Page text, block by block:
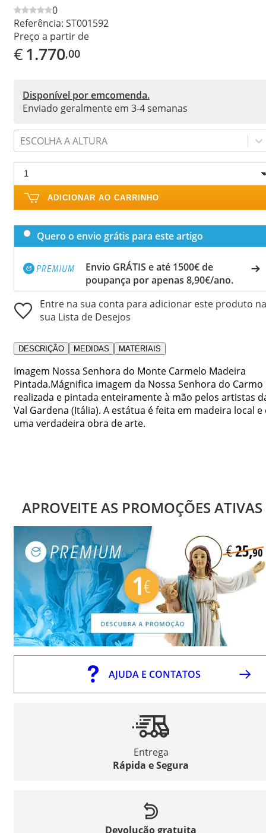
0
Referência: ST001592
Preço a partir de
€1.770,00
Disponível por emcomenda.
Enviado geralmente em 3-4 semanas
ESCOLHA A ALTURA
ADICIONAR AO CARRINHO
Quero o envio grátis para este artigo
Envio GRÁTIS e até 1500€ de
poupança por apenas 8,90€/ano.
Entre na sua conta para adicionar este produto na
sua Lista de Desejos
DESCRIÇÃO MEDIDAS MATERIAIS
Imagem Nossa Senhora do Monte Carmelo Madeira
Pintada.Mágnifica imagem da Nossa Senhora do Carmo
realizada e pintada enteiramente à mão pelos artistas
Val Gardena (Itália). A estátua é feita em madeira local e
uma verdadeira obra de arte.
APROVEITE AS PROMOÇÕES ATIVAS
AJUDA E CONTATOS
Entrega
Rápida e Segura
Devolução gratuita